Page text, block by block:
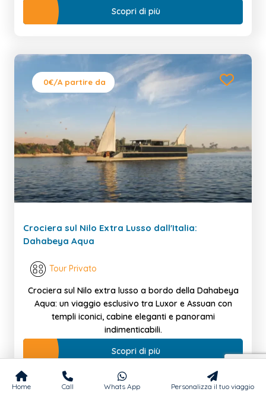
Scopri di più
0€/A partire da
Crociera sul Nilo Extra Lusso dall'Italia:
Dahabeya Aqua
Tour Privato
Crociera sul Nilo extra lusso a bordo della Dahabeya
Aqua: un viaggio esclusivo tra Luxor e Assuan con
templi iconici, cabine eleganti e panorami
indimenticabili.
Scopri di più
Home Call Whats App Personalizza il tuo viaggio